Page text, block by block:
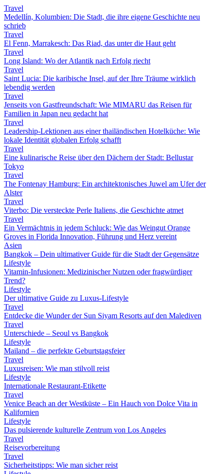
Travel
Medellín, Kolumbien: Die Stadt, die ihre eigene Geschichte neu
schrieb
Travel
El Fenn, Marrakesch: Das Riad, das unter die Haut geht
Travel
Long Island: Wo der Atlantik nach Erfolg riecht
Travel
Saint Lucia: Die karibische Insel, auf der Ihre Träume wirklich
lebendig werden
Travel
Jenseits von Gastfreundschaft: Wie MIMARU das Reisen für
Familien in Japan neu gedacht hat
Travel
Leadership-Lektionen aus einer thailändischen Hotelküche: Wie
lokale Identität globalen Erfolg schafft
Travel
Eine kulinarische Reise über den Dächern der Stadt: Bellustar
Tokyo
Travel
The Fontenay Hamburg: Ein architektonisches Juwel am Ufer der
Alster
Travel
Viterbo: Die versteckte Perle Italiens, die Geschichte atmet
Travel
Ein Vermächtnis in jedem Schluck: Wie das Weingut Orange
Groves in Florida Innovation, Führung und Herz vereint
Asien
Bangkok – Dein ultimativer Guide für die Stadt der Gegensätze
Lifestyle
Vitamin-Infusionen: Medizinischer Nutzen oder fragwürdiger
Trend?
Lifestyle
Der ultimative Guide zu Luxus-Lifestyle
Travel
Entdecke die Wunder der Sun Siyam Resorts auf den Malediven
Travel
Unterschiede – Seoul vs Bangkok
Lifestyle
Mailand – die perfekte Geburtstagsfeier
Travel
Luxusreisen: Wie man stilvoll reist
Lifestyle
Internationale Restaurant-Etikette
Travel
Venice Beach an der Westküste – Ein Hauch von Dolce Vita in
Kalifornien
Lifestyle
Das pulsierende kulturelle Zentrum von Los Angeles
Travel
Reisevorbereitung
Travel
Sicherheitstipps: Wie man sicher reist